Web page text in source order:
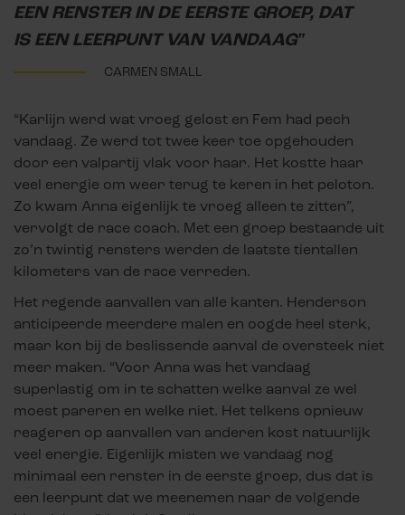
EEN RENSTER IN DE EERSTE GROEP, DAT
IS EEN LEERPUNT VAN VANDAAG"
CARMEN SMALL
“Karlijn werd wat vroeg gelost en Fem had pech
vandaag. Ze werd tot twee keer toe opgehouden
door een valpartij vlak voor haar. Het kostte haar
veel energie om weer terug te keren in het peloton.
Zo kwam Anna eigenlijk te vroeg alleen te zitten”,
vervolgt de race coach. Met een groep bestaande uit
zo’n twintig rensters werden de laatste tientallen
kilometers van de race verreden.
Het regende aanvallen van alle kanten. Henderson
anticipeerde meerdere malen en oogde heel sterk,
maar kon bij de beslissende aanval de oversteek niet
meer maken. “Voor Anna was het vandaag
superlastig om in te schatten welke aanval ze wel
moest pareren en welke niet. Het telkens opnieuw
reageren op aanvallen van anderen kost natuurlijk
veel energie. Eigenlijk misten we vandaag nog
minimaal een renster in de eerste groep, dus dat is
een leerpunt dat we meenemen naar de volgende